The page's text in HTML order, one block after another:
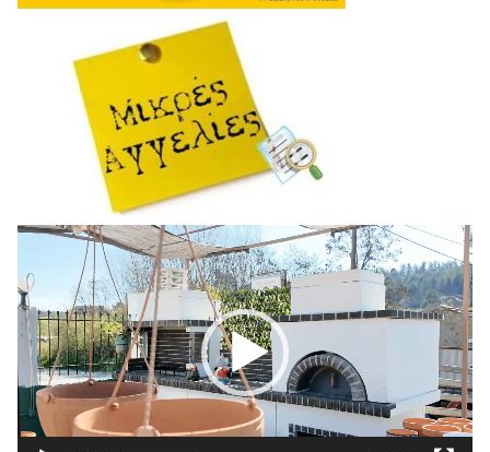
Πρόγραμμα
Αναπαραγωγής
Βίντεο